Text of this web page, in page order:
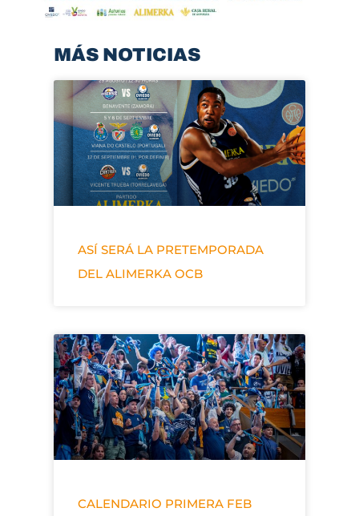
MÁS NOTICIAS
ASÍ SERÁ LA PRETEMPORADA
DEL ALIMERKA OCB
CALENDARIO PRIMERA FEB